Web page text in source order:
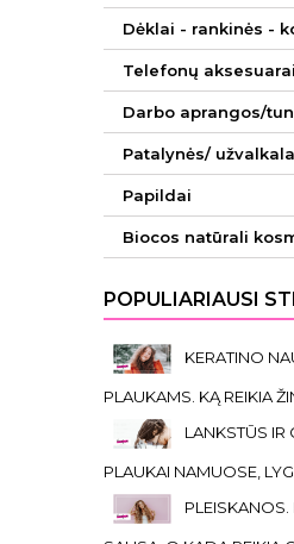
Dėklai - rankinės -
Telefonų aksesuarai
Darbo aprangos/
Patalynės/
Papildai
Biocos natūrali
POPULIARIAUSI
KERATINO
PLAUKAMS. KĄ REIKIA
LANKSTŪS IR
PLAUKAI NAMUOSE,